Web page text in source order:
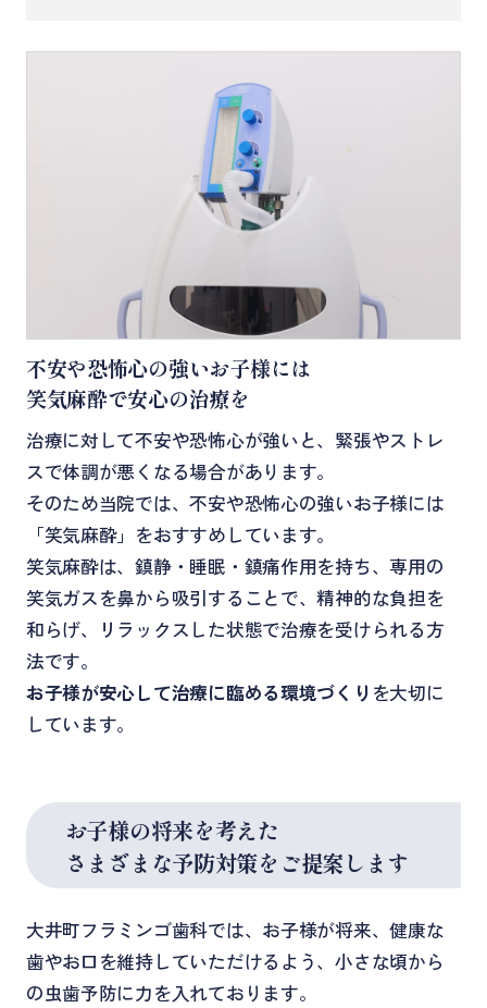
不安や恐怖心の強いお子様には
笑気麻酔で安心の治療を
治療に対して不安や恐怖心が強いと、緊張やストレ
スで体調が悪くなる場合があります。
そのため当院では、不安や恐怖心の強いお子様には
「笑気麻酔」をおすすめしています。
笑気麻酔は、鎮静・睡眠・鎮痛作用を持ち、専用の
笑気ガスを鼻から吸引することで、精神的な負担を
和らげ、リラックスした状態で治療を受けられる方
法です。
お子様が安心して治療に臨める環境づくり を大切に
しています。
お子様の将来を考えた
さまざまな予防対策をご提案します
大井町フラミンゴ歯科では、お子様が将来、健康な
歯やお口を維持していただけるよう、小さな頃から
の虫歯予防に力を入れております。